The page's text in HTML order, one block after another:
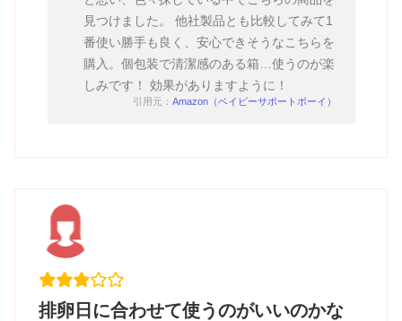
見つけました。 他社製品とも比較してみて1
番使い勝手も良く、安心できそうなこちらを
購入。個包装で清潔感のある箱…使うのが楽
しみです！ 効果がありますように！
引用元：Amazon（ベイビーサポートボーイ）
排卵日に合わせて使うのがいいのかな